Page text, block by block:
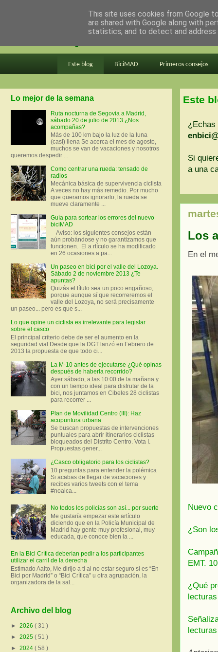
en bici por madrid
Este blog BiciMAD Primeros consejos
Este
¿Echas
Si
a una
Los
En el
Nuevo
¿Son
EMT.
¿Qué
lecturas
lecturas
Lo mejor de la semana
Ruta nocturna de Segovia a Madrid,
sábado 20 de julio de 2013 ¿Nos
acompañas?
Más de 100 km bajo la luz de la luna
(casi) llena Se acerca el mes de agosto,
muchos se van de vacaciones y nosotros
queremos despedir ...
Como centrar una rueda: tensado de
radios
Mecánica básica de supervivencia ciclista
A veces no hay más remedio. Por mucho
que queramos ignorarlo, la rueda se
mueve claramente ...
Guía para sortear los errores del nuevo
biciMAD
Aviso: los siguientes consejos están
aún probándose y no garantizamos que
funcionen. El a rtículo se ha modificado
en 26 ocasiones a pa...
Un paseo en bici por el valle del Lozoya.
Sábado 2 de noviembre 2013 ¿Te
apuntas?
Quizás el título sea un poco engañoso,
porque aunque sí que recorreremos el
valle del Lozoya, no será precisamente
un paseo... pero es que s...
Lo que opine un ciclista es irrelevante para legislar
sobre el casco
El principal criterio debe de ser el aumento en la
seguridad vial Desde que la DGT lanzó en Febrero de
2013 la propuesta de que todo ci...
La M-10 antes de ejecutarse ¿Qué opinas
después de haberla recorrido?
Ayer sábado, a las 10:00 de la mañana y
con un tiempo ideal para disfrutar de la
bici, nos juntamos en Cibeles 28 ciclistas
para recorrer ...
Plan de Movilidad Centro (III): Haz
acupuntura urbana
Se buscan propuestas de intervenciones
puntuales para abrir itinerarios ciclistas
bloqueados del Distrito Centro. Vota I.
Propuestas gener...
¿Casco obligatorio para los ciclistas?
10 preguntas para entender la polémica
Si acabas de llegar de vacaciones y
recibes varios tweets con el tema
#noalca...
No todos los policías son así... por suerte
Me gustaría empezar este artículo
diciendo que en la Policía Municipal de
Madrid hay gente muy profesional, muy
educada, que conoce bien la ...
En la Bici Crítica deberían pedir a los participantes
utilizar el carril de la derecha
Estimado Aalto, Me dirijo a ti al no estar seguro si es “En
Bici por Madrid” o “Bici Crítica” u otra agrupación, la
organizadora de la sal...
Archivo del blog
► 2026 ( 31 )
► 2025 ( 51 )
► 2024 ( 58 )
This site uses cookies from Google
are shared with Google along with
statistics, and to detect and address